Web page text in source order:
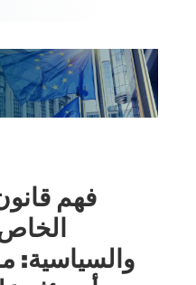
فهم
والسياسية: